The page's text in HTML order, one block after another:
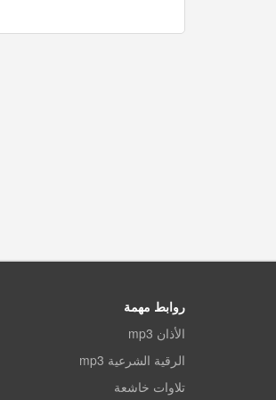
روابط مهمة
الأذان mp3
الرقية الشرعية mp3
تلاوات خاشعة